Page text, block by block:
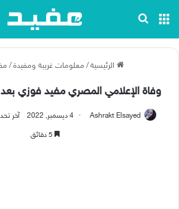
القائمة
الرئيسية / معلومات غريبة ومفيدة /
وفاة الإعلامي المصري مفيد فوزي
Ashrakt Elsayed 4 ديسمبر, 2022 آخر تحديث: 4